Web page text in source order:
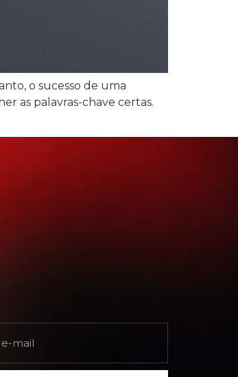
o sucesso de uma
as palavras-chave certas.